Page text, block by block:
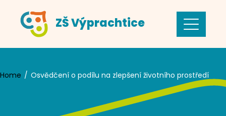
content
ZŠ Výprachtice
Home Osvědčení o podílu na zlepšení životního prostředí